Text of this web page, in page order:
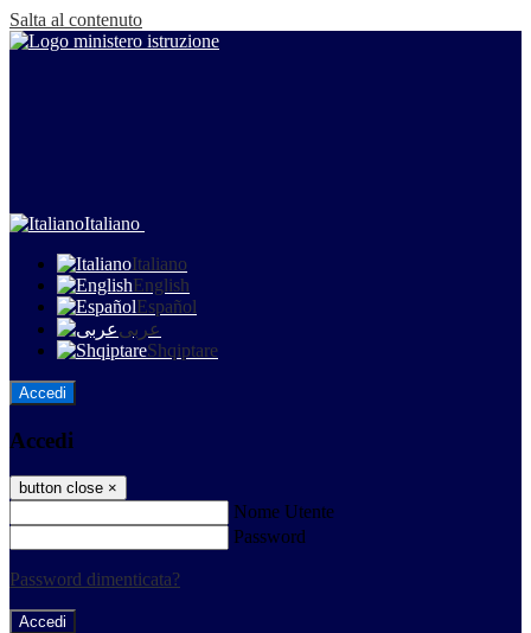
Salta al contenuto
Italiano
Italiano
English
Español
عربى
Shqiptare
Accedi
Accedi
button close ×
Nome Utente
Password
Password dimenticata?